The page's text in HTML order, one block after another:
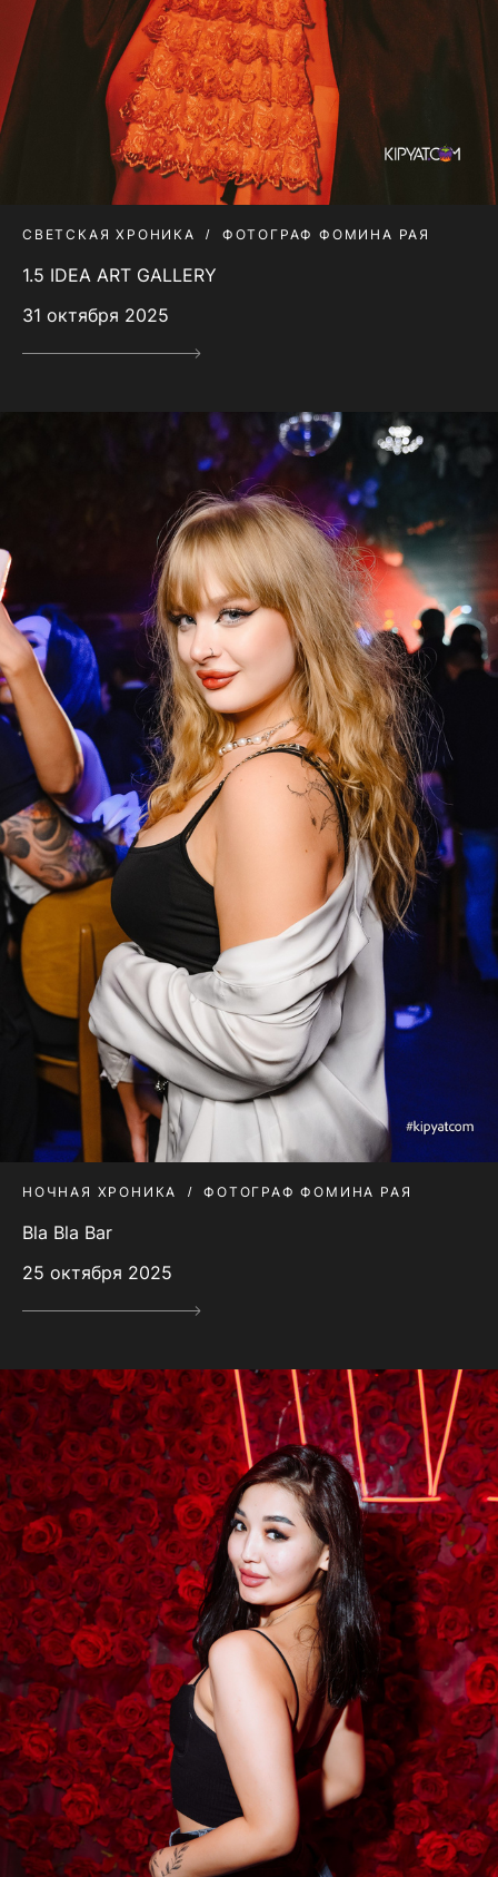
СВЕТСКАЯ ХРОНИКА ФОТОГРАФ ФОМИНА РАЯ
1.5 IDEA ART GALLERY
31 октября 2025
НОЧНАЯ ХРОНИКА ФОТОГРАФ ФОМИНА РАЯ
Bla Bla Bar
25 октября 2025